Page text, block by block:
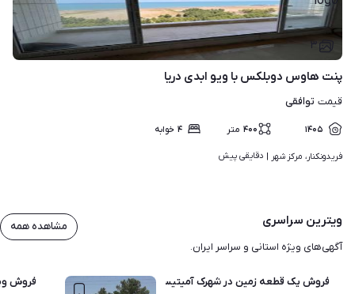
۳
پنت هاوس دوبلکس با ویو ابدی دریا
قیمت توافقی
۱۴۰۵ ۴۰۰ متر ۴ خوابه
فریدونکنار، مرکز شهر | دقایقی پیش
ویترین سراسری
آگهی‌های ویژه استانی و سراسر ایران.
مشاهده همه
فروش یک قطعه زمین در شهرک آمیتیس فروش ویلا به